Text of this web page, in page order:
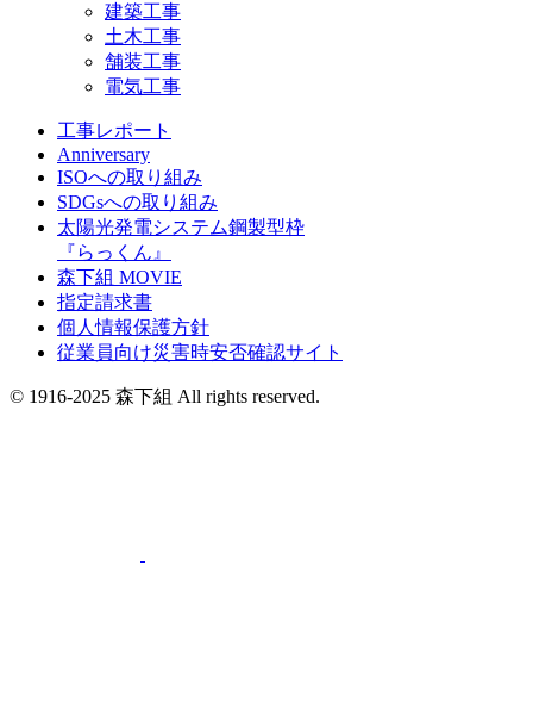
建築工事
土木工事
舗装工事
電気工事
工事レポート
Anniversary
ISOへの取り組み
SDGsへの取り組み
太陽光発電システム鋼製型枠
『らっくん』
森下組 MOVIE
指定請求書
個人情報保護方針
従業員向け災害時安否確認サイト
© 1916-2025 森下組 All rights reserved.